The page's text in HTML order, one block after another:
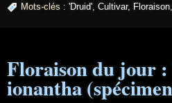
Mots-clés : 'Druid' Cultivar, Floraison
Floraison du jour
ionantha